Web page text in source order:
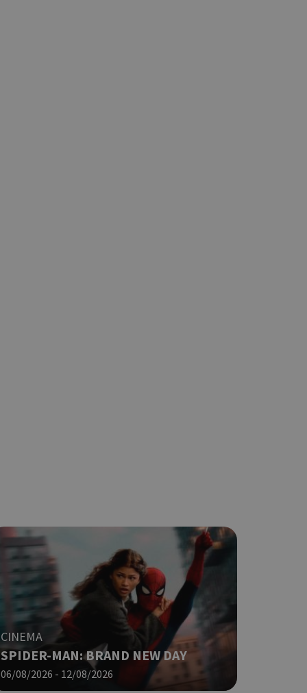
CINEMA
SPIDER-MAN: BRAND NEW DAY
06/08/2026 - 12/08/2026
ο
δηλαδή να
που
είναι
σελίδων.
δηλαδή να
στον χρήστη
είναι το
push down
τη διάκριση
είναι
να
τη χρήση του